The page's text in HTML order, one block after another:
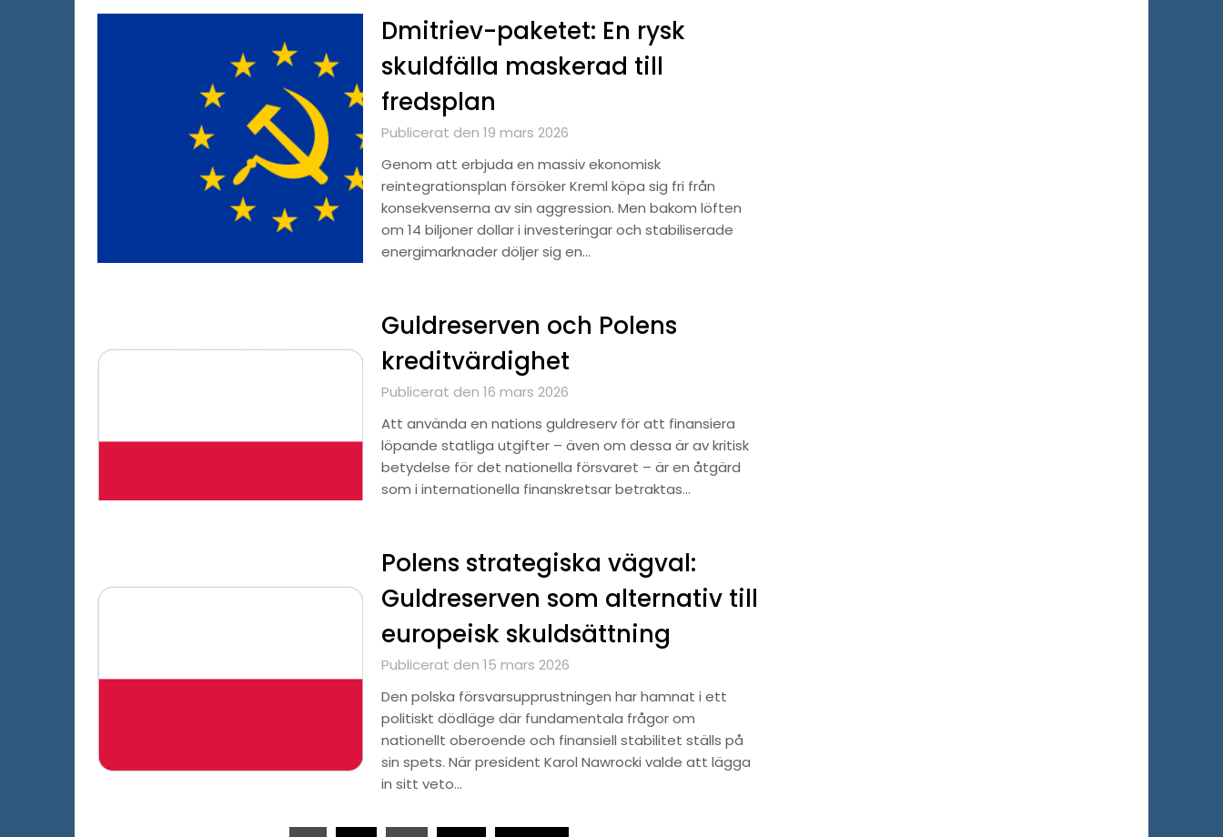
Dmitriev-paketet: En rysk
skuldfälla maskerad till
fredsplan
Publicerat den 19 mars 2026
Genom att erbjuda en massiv ekonomisk
reintegrationsplan försöker Kreml köpa sig fri från
konsekvenserna av sin aggression. Men bakom löften
om 14 biljoner dollar i investeringar och stabiliserade
energimarknader döljer sig en…
Guldreserven och Polens
kreditvärdighet
Publicerat den 16 mars 2026
Att använda en nations guldreserv för att finansiera
löpande statliga utgifter – även om dessa är av kritisk
betydelse för det nationella försvaret – är en åtgärd
som i internationella finanskretsar betraktas…
Polens strategiska vägval:
Guldreserven som alternativ till
europeisk skuldsättning
Publicerat den 15 mars 2026
Den polska försvarsupprustningen har hamnat i ett
politiskt dödläge där fundamentala frågor om
nationellt oberoende och finansiell stabilitet ställs på
sin spets. När president Karol Nawrocki valde att lägga
in sitt veto…